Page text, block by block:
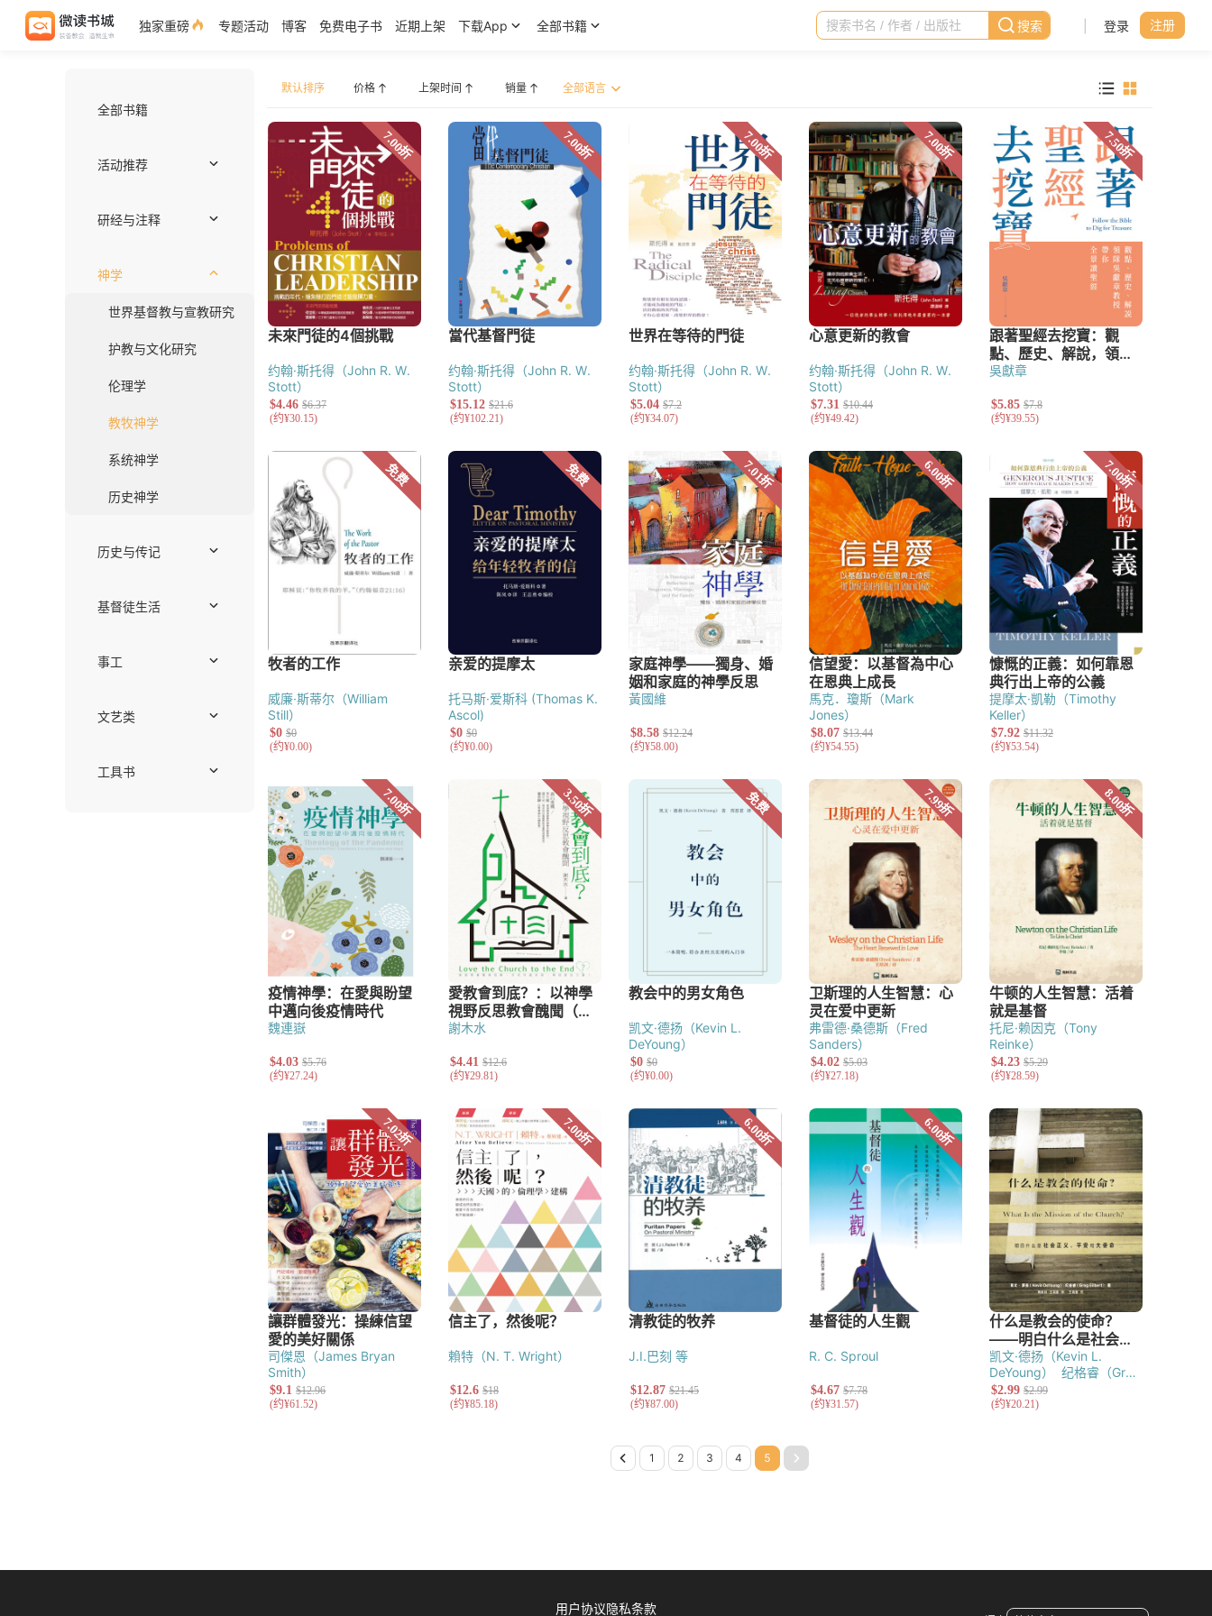
独家重磅 专题活动 博客 免费电子书 近期上架 下载App 全部书籍 登录 注册
全部书籍
独家好书
作者推荐——约翰·派博（John Piper）
注释书专区
编辑推荐
近期上架
免费电子书
套装优惠
研经与注释
注释
圣经语言
圣经神学
释经
神学
世界基督教与宣教研究
教牧神学
系统神学
历史神学
历史与传记
传记
主题研究
华人教会史
中世纪
基督徒生活
社会责任
崇拜、音乐与艺术
辅导
教会治理
讲道
基督教教育
小组与团契
门徒造就
福音布道
文艺类
儿童
青少年
诗歌
散文
工具书
默认排序 价格 上架时间 销量
约翰·斯托得（John R. W.
Stott）
约翰·斯托得（John R. W.
Stott）
约翰·斯托得（John R. W.
Stott）
约翰·斯托得（John R. W.
Stott）
吳獻章
威廉·斯蒂尔（William
Still）
托马斯·爱斯科 (Thomas K.
Ascol)
黃國維
馬克．瓊斯（Mark
Jones）
提摩太·凱勒（Timothy
Keller）
魏連嶽 謝木水
凯文·德扬（Kevin L.
DeYoung）
弗雷德·桑德斯（Fred
Sanders）
托尼·赖因克（Tony
Reinke）
司傑恩（James Bryan
Smith）
賴特（N. T. Wright） J.I.巴刻 等 R. C. Sproul
凯文·德扬（Kevin L.
DeYoung）
纪格睿（Greg
Gilbert）
用户协议隐私条款